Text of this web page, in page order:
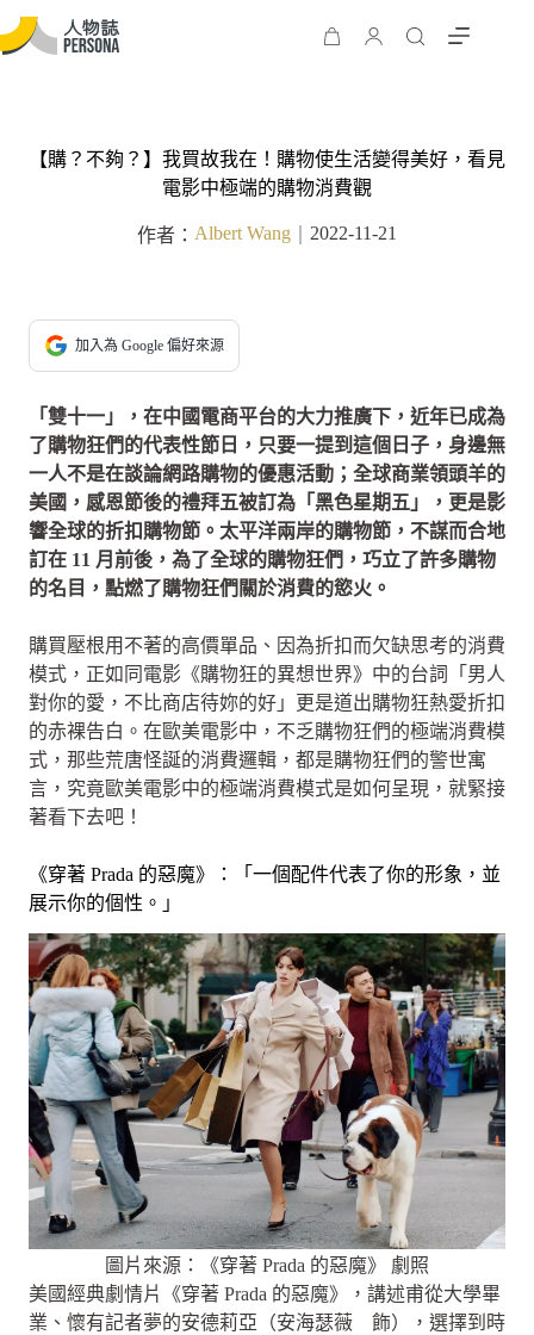
【購？不夠？】我買故我在！購物使生活變得美好，看見
電影中極端的購物消費觀
作者： Albert Wang 2022-11-21
加入為 Google 偏好來源
「雙十一」，在中國電商平台的大力推廣下，近年已成為
了購物狂們的代表性節日，只要一提到這個日子，身邊無
一人不是在談論網路購物的優惠活動；全球商業領頭羊的
美國，感恩節後的禮拜五被訂為「黑色星期五」，更是影
響全球的折扣購物節。太平洋兩岸的購物節，不謀而合地
訂在 11 月前後，為了全球的購物狂們，巧立了許多購物
的名目，點燃了購物狂們關於消費的慾火。
購買壓根用不著的高價單品、因為折扣而欠缺思考的消費
模式，正如同電影《購物狂的異想世界》中的台詞「男人
對你的愛，不比商店待妳的好」更是道出購物狂熱愛折扣
的赤裸告白。在歐美電影中，不乏購物狂們的極端消費模
式，那些荒唐怪誕的消費邏輯，都是購物狂們的警世寓
言，究竟歐美電影中的極端消費模式是如何呈現，就緊接
著看下去吧！
《穿著 Prada 的惡魔》：「一個配件代表了你的形象，並
展示你的個性。」
圖片來源：《穿著 Prada 的惡魔》 劇照
美國經典劇情片《穿著 Prada 的惡魔》，講述甫從大學畢
業、懷有記者夢的安德莉亞（安海瑟薇 飾），選擇到時